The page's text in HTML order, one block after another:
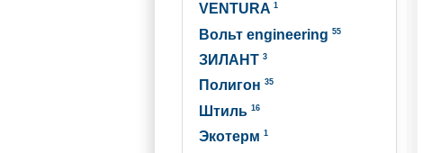
VENTURA 1
Вольт engineering 55
ЗИЛАНТ 3
Полигон 35
Штиль 16
Экотерм 1